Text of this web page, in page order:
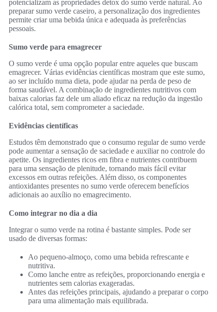
potencializam as propriedades detox do sumo verde natural. Ao
preparar sumo verde caseiro, a personalização dos ingredientes
permite criar uma bebida única e adequada às preferências
pessoais.
Sumo verde para emagrecer
O sumo verde é uma opção popular entre aqueles que buscam
emagrecer. Várias evidências científicas mostram que este sumo,
ao ser incluído numa dieta, pode ajudar na perda de peso de
forma saudável. A combinação de ingredientes nutritivos com
baixas calorias faz dele um aliado eficaz na redução da ingestão
calórica total, sem comprometer a saciedade.
Evidências científicas
Estudos têm demonstrado que o consumo regular de sumo verde
pode aumentar a sensação de saciedade e auxiliar no controle do
apetite. Os ingredientes ricos em fibra e nutrientes contribuem
para uma sensação de plenitude, tornando mais fácil evitar
excessos em outras refeições. Além disso, os componentes
antioxidantes presentes no sumo verde oferecem benefícios
adicionais ao auxílio no emagrecimento.
Como integrar no dia a dia
Integrar o sumo verde na rotina é bastante simples. Pode ser
usado de diversas formas:
Ao pequeno-almoço, como uma bebida refrescante e
nutritiva.
Como lanche entre as refeições, proporcionando energia e
nutrientes sem calorias exageradas.
Antes das refeições principais, ajudando a preparar o corpo
para uma alimentação mais equilibrada.